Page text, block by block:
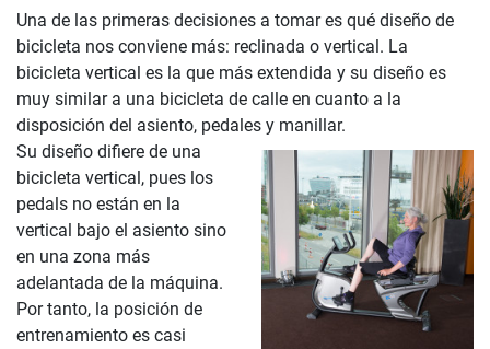
Una de las primeras decisiones a tomar es qué diseño de
bicicleta nos conviene más: reclinada o vertical. La
bicicleta vertical es la que más extendida y su diseño es
muy similar a una bicicleta de calle en cuanto a la
disposición del asiento, pedales y manillar.
Su diseño difiere de una
bicicleta vertical, pues los
pedals no están en la
vertical bajo el asiento sino
en una zona más
adelantada de la máquina.
Por tanto, la posición de
entrenamiento es casi